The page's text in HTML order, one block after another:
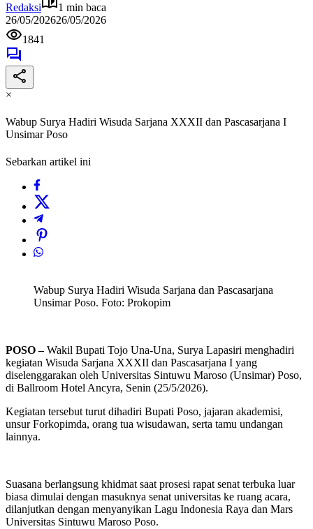
Redaksi
1 min baca
26/05/202626/05/2026
1841
×
Wabup Surya Hadiri Wisuda Sarjana XXXII dan Pascasarjana I
Unsimar Poso
Sebarkan artikel ini
Wabup Surya Hadiri Wisuda Sarjana dan Pascasarjana
Unsimar Poso. Foto: Prokopim
POSO –Wakil Bupati Tojo Una-Una, Surya Lapasiri menghadiri
kegiatan Wisuda Sarjana XXXII dan Pascasarjana I yang
diselenggarakan oleh Universitas Sintuwu Maroso (Unsimar) Poso,
di Ballroom Hotel Ancyra, Senin (25/5/2026).
Kegiatan tersebut turut dihadiri Bupati Poso, jajaran akademisi,
unsur Forkopimda, orang tua wisudawan, serta tamu undangan
lainnya.
Suasana berlangsung khidmat saat prosesi rapat senat terbuka luar
biasa dimulai dengan masuknya senat universitas ke ruang acara,
dilanjutkan dengan menyanyikan Lagu Indonesia Raya dan Mars
Universitas Sintuwu Maroso Poso.